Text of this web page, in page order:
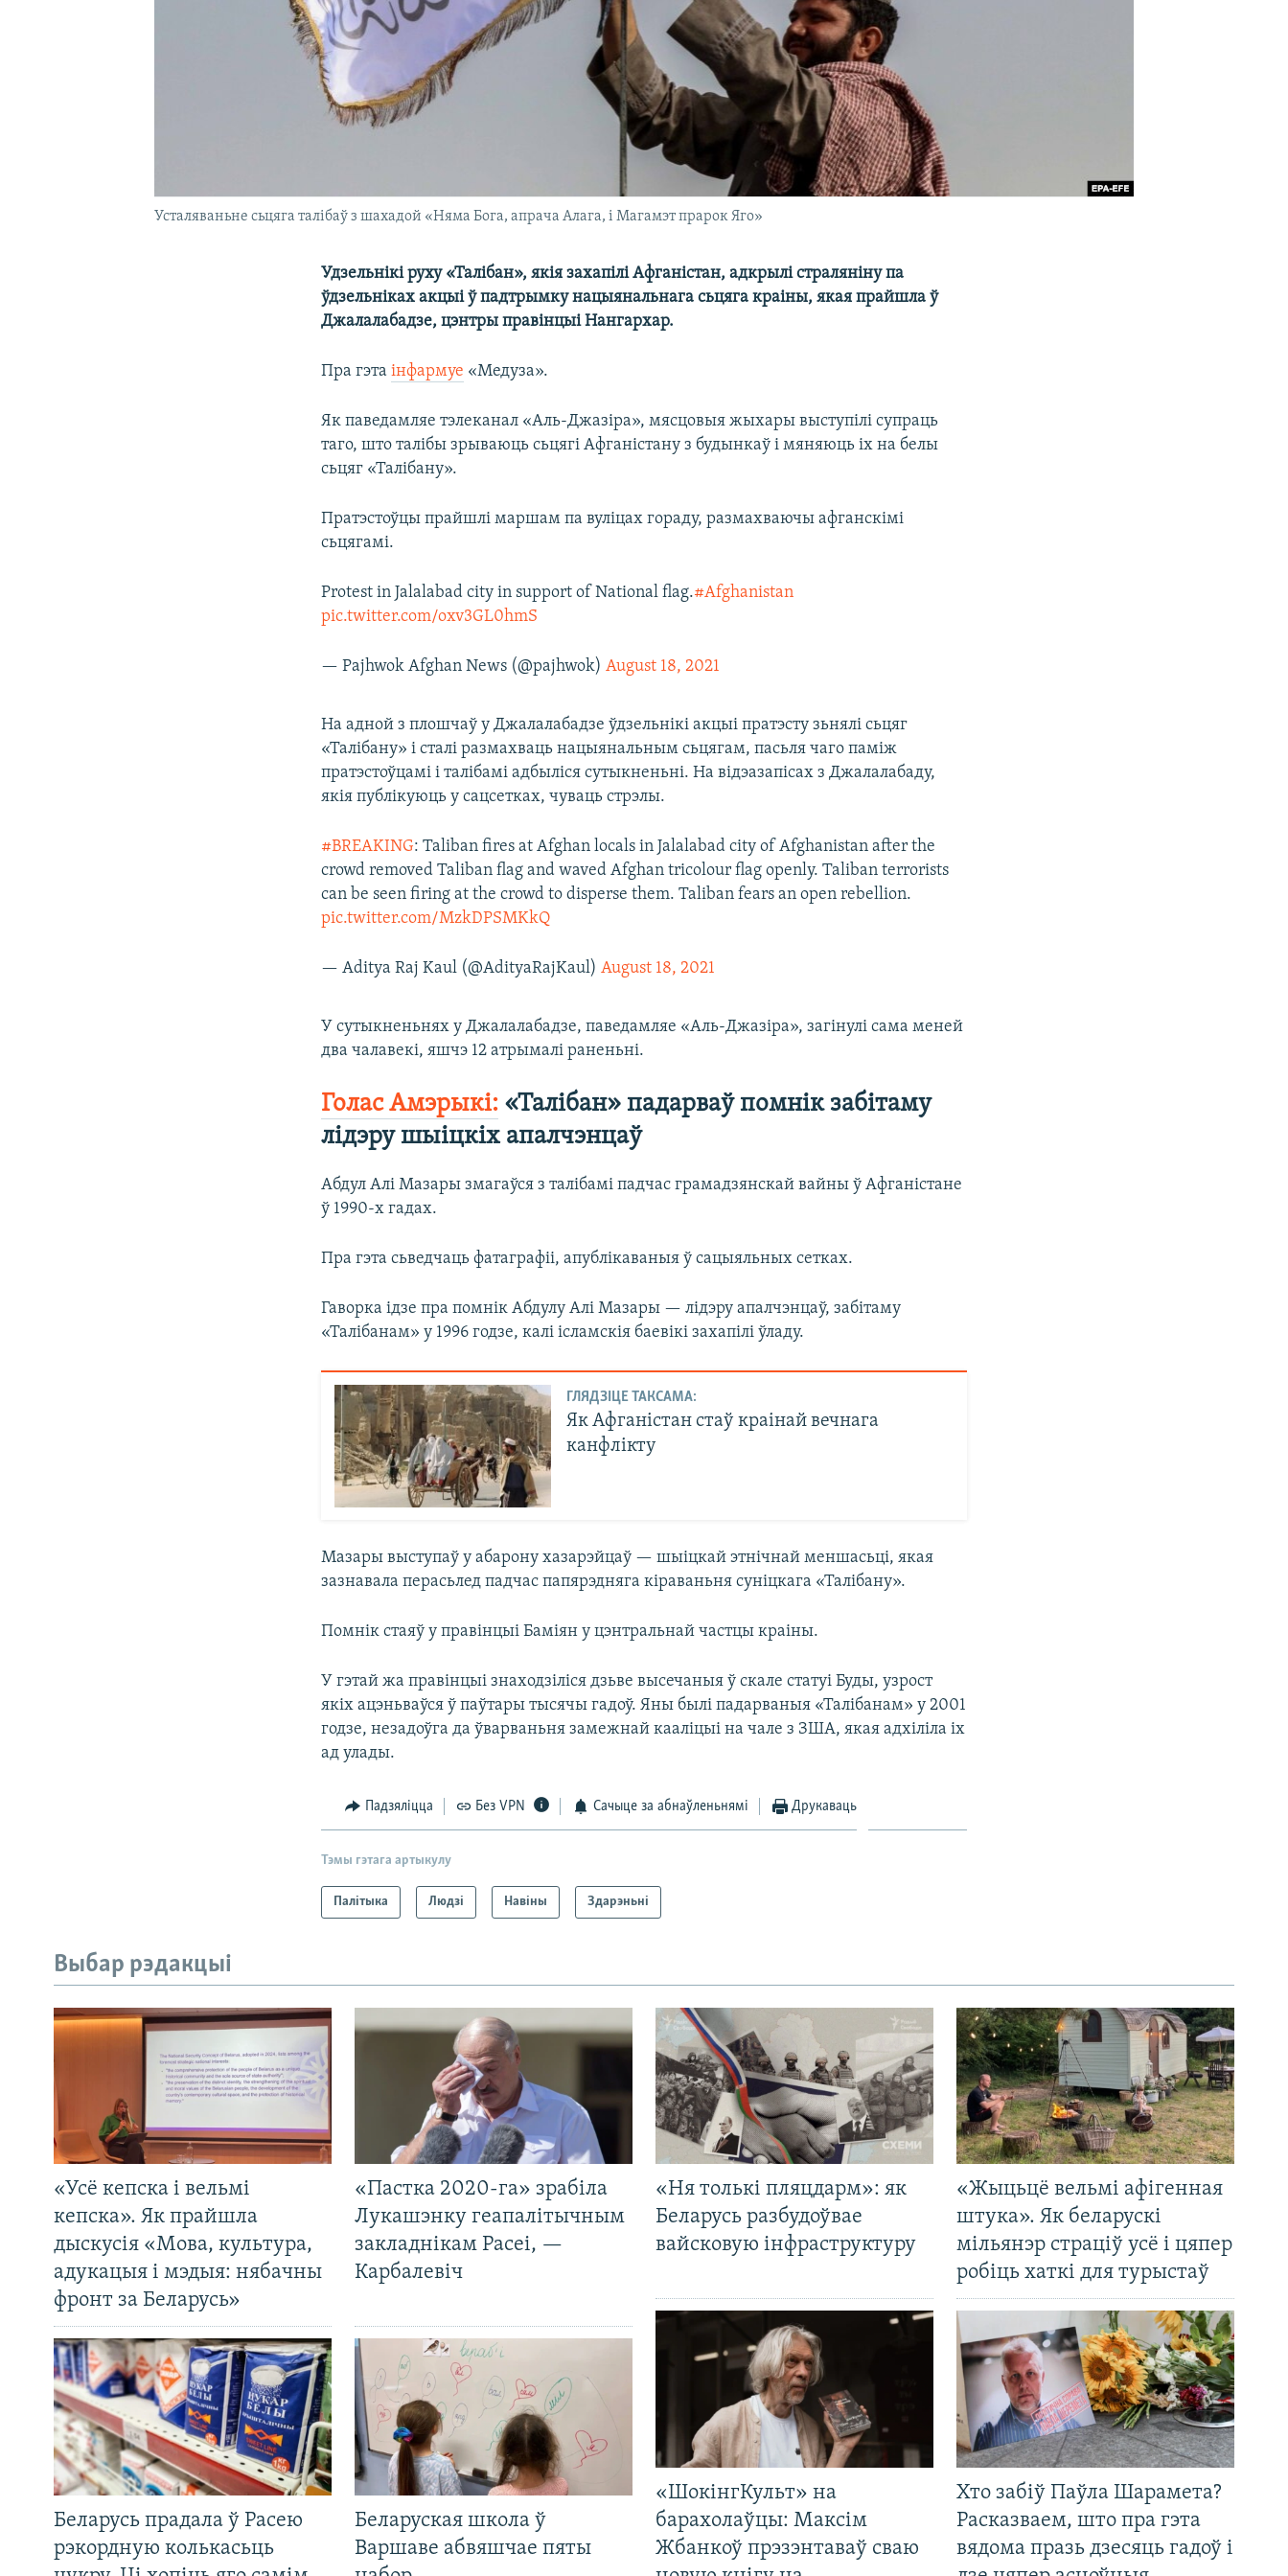
Усталяваньне сьцяга талібаў з шахадой «Няма Бога, апрача Алага, і Магамэт прарок Яго»
Удзельнікі руху «Талібан», якія захапілі Афганістан, адкрылі страляніну па
ўдзельніках акцыі ў падтрымку нацыянальнага сьцяга краіны, якая прайшла ў
Джалалабадзе, цэнтры правінцыі Нангархар.
Пра гэтаінфармуе «Медуза».
Як паведамляе тэлеканал «Аль-Джазіра», мясцовыя жыхары выступілі супраць
таго, што талібы зрываюць сьцягі Афганістану з будынкаў і мяняюць іх на белы
сьцяг «Талібану».
Пратэстоўцы прайшлі маршам па вуліцах гораду, размахваючы афганскімі
сьцягамі.
Protest in Jalalabad city in support of National flag.#Afghanistan
pic.twitter.com/oxv3GL0hmS
— Pajhwok Afghan News (@pajhwok)August 18, 2021
На адной з плошчаў у Джалалабадзе ўдзельнікі акцыі пратэсту зьнялі сьцяг
«Талібану» і сталі размахваць нацыянальным сьцягам, пасьля чаго паміж
пратэстоўцамі і талібамі адбыліся сутыкненьні. На відэазапісах з Джалалабаду,
якія публікуюць у сацсетках, чуваць стрэлы.
#BREAKING: Taliban fires at Afghan locals in Jalalabad city of Afghanistan after the
crowd removed Taliban flag and waved Afghan tricolour flag openly. Taliban terrorists
can be seen firing at the crowd to disperse them. Taliban fears an open rebellion.
pic.twitter.com/MzkDPSMKkQ
— Aditya Raj Kaul (@AdityaRajKaul)August 18, 2021
У сутыкненьнях у Джалалабадзе, паведамляе «Аль-Джазіра», загінулі сама меней
два чалавекі, яшчэ 12 атрымалі раненьні.
Голас Амэрыкі: «Талібан» падарваў помнік забітаму
лідэру шыіцкіх апалчэнцаў
Абдул Алі Мазары змагаўся з талібамі падчас грамадзянскай вайны ў Афганістане
ў 1990-х гадах.
Пра гэта сьведчаць фатаграфіі, апублікаваныя ў сацыяльных сетках.
Гаворка ідзе пра помнік Абдулу Алі Мазары — лідэру апалчэнцаў, забітаму
«Талібанам» у 1996 годзе, калі ісламскія баевікі захапілі ўладу.
ГЛЯДЗІЦЕ ТАКСАМА:
Як Афганістан стаў краінай вечнага
канфлікту
Мазары выступаў у абарону хазарэйцаў — шыіцкай этнічнай меншасьці, якая
зазнавала перасьлед падчас папярэдняга кіраваньня суніцкага «Талібану».
Помнік стаяў у правінцыі Баміян у цэнтральнай частцы краіны.
У гэтай жа правінцыі знаходзіліся дзьве высечаныя ў скале статуі Буды, узрост
якіх ацэньваўся ў паўтары тысячы гадоў. Яны былі падарваныя «Талібанам» у 2001
годзе, незадоўга да ўварваньня замежнай кааліцыі на чале з ЗША, якая адхіліла іх
ад улады.
Падзяліцца Без VPN Сачыце за абнаўленьнямі Друкаваць
Тэмы гэтага артыкулу
Палітыка Людзі Навіны Здарэньні
Выбар рэдакцыі
«Усё кепска і вельмі
кепска». Як прайшла
дыскусія «Мова, культура,
адукацыя і мэдыя: нябачны
фронт за Беларусь»
«Пастка 2020-га» зрабіла
Лукашэнку геапалітычным
закладнікам Расеі, —
Карбалевіч
Беларусь прадала ў Расею
рэкордную колькасьць
Беларуская школа ў
Варшаве абвяшчае пяты
«Ня толькі пляцдарм»: як
Беларусь разбудоўвае
вайсковую інфраструктуру
«Жыцьцё вельмі афігенная
штука». Як беларускі
мільянэр страціў усё і цяпер
робіць хаткі для турыстаў
«ШокінгКульт» на
барахолаўцы: Максім
Жбанкоў прэзэнтаваў сваю
Хто забіў Паўла Шарамета?
Расказваем, што пра гэта
вядома празь дзесяць гадоў і